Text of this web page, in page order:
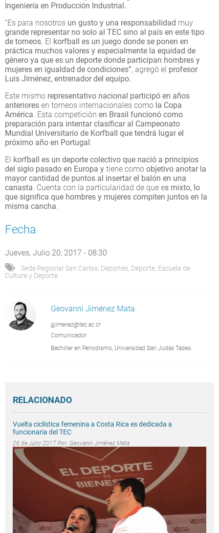
Ingeniería en Producción Industrial.
“Es para nosotros un gusto y una responsabilidad muy
grande representar no solo al TEC sino al país en este tipo
de torneos. El korfball es un juego donde se ponen en
práctica muchos valores y especialmente la equidad de
género ya que es un deporte donde participan hombres y
mujeres en igualdad de condiciones”, agregó el profesor
Luis Jiménez, entrenador del equipo.
Este mismo representativo nacional participó en años
anteriores en torneos internacionales como la Copa
América. Esta competición en Brasil funcionó como
preparación para intentar clasificar al Campeonato
Mundial Universitario de Korfball que tendrá lugar el
próximo año en Portugal.
El korfball es un deporte colectivo que nació a principios
del siglo pasado en Europa y tiene como objetivo anotar la
mayor cantidad de puntos al insertar el balón en una
canasta. Cuenta con la particularidad de que es mixto, lo
que significa que hombres y mujeres compiten juntos en la
misma cancha.
Fecha
Jueves, Julio 20, 2017 - 08:30
Sede Regional San Carlos Deportes Deporte Escuela de
Cultura y Deporte
Geovanni Jiménez Mata
gjimenez@tec.ac.cr
Comunicador
Bachiller en Periodismo, Universidad San Judas Tadeo.
RELACIONADO
Vuelta ciclística femenina a Costa Rica es dedicada a
funcionaria del TEC
26 de Julio 2017 Por: Geovanni Jiménez Mata